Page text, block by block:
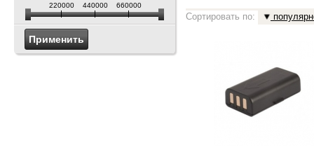
220000 440000 660000
Сортировать по: